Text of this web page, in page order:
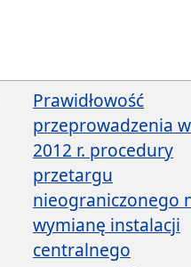
Prawidłowość
przeprowadzenia w
2012 r. procedury
przetargu
nieograniczonego
wymianę instalacji
centralnego